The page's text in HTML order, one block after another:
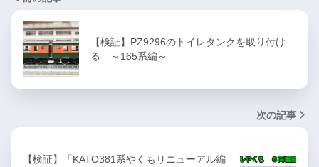
【検証】PZ9296のトイレタンクを取り付け
る ～165系編～
次の記事
【検証】「KATO381系やくもリニューアル編